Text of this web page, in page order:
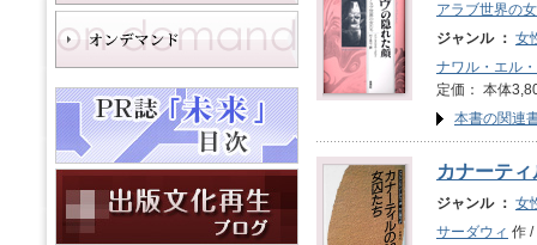
アラブ世界の
ジャンル ： 女
ナワル・エル
定価： 本体
本書の関連
カナーテ
ジャンル ： 女
サーダウィ 作 /